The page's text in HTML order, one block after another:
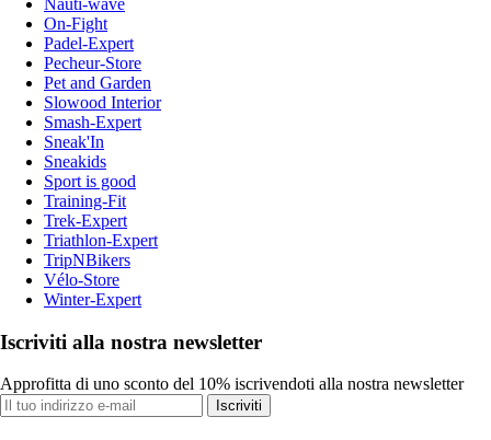
Nauti-wave
On-Fight
Padel-Expert
Pecheur-Store
Pet and Garden
Slowood Interior
Smash-Expert
Sneak'In
Sneakids
Sport is good
Training-Fit
Trek-Expert
Triathlon-Expert
TripNBikers
Vélo-Store
Winter-Expert
Iscriviti alla nostra newsletter
Approfitta di uno sconto del 10% iscrivendoti alla nostra newsletter
Iscriviti